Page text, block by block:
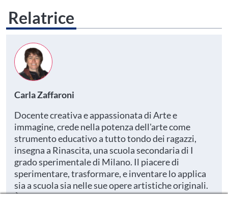
Relatrice
Carla Zaffaroni
Docente creativa e appassionata di Arte e
immagine, crede nella potenza dell'arte come
strumento educativo a tutto tondo dei ragazzi,
insegna a Rinascita, una scuola secondaria di I
grado sperimentale di Milano. Il piacere di
sperimentare, trasformare, e inventare lo applica
sia a scuola sia nelle sue opere artistiche originali.
È anche autrice di manuali scolastici di Arte e